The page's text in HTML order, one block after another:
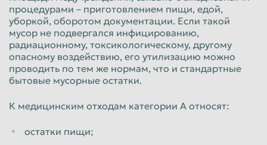
процедурами – приготовлением пищи, едой,
уборкой, оборотом документации. Если такой
мусор не подвергался инфицированию,
радиационному, токсикологическому, другому
опасному воздействию, его утилизацию можно
проводить по тем же нормам, что и стандартные
бытовые мусорные остатки.
К медицинским отходам категории А относят:
остатки пищи;